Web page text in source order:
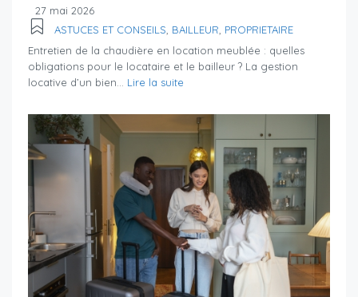
27 mai 2026
ASTUCES ET CONSEILS BAILLEUR PROPRIETAIRE
Entretien de la chaudière en location meublée : quelles
obligations pour le locataire et le bailleur ? La gestion
locative d’un bien... Lire la suite